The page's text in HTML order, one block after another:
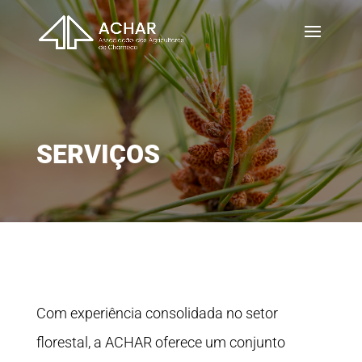
SERVIÇOS
Com experiência consolidada no setor
florestal, a ACHAR oferece um conjunto